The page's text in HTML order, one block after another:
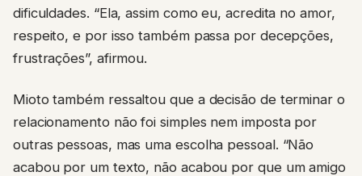
dificuldades. “Ela, assim como eu, acredita no amor,
respeito, e por isso também passa por decepções,
frustrações”, afirmou.
Mioto também ressaltou que a decisão de terminar o
relacionamento não foi simples nem imposta por
outras pessoas, mas uma escolha pessoal. “Não
acabou por um texto, não acabou por que um amigo